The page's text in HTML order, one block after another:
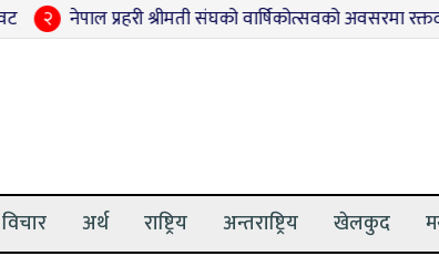
श्रीमती संघको वार्षिकोत्सवको अवसरमा रक्तदान,
विचार अर्थ राष्ट्रिय अन्तराष्ट्रिय खेलकुद